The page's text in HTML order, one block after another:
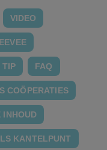
VIDEO
TIP FAQ
COÖPERATIES
INHOUD
KANTELPUNT